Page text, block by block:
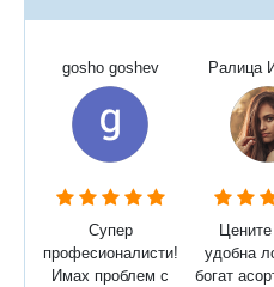
gosho goshev
Супер
професионалисти!
Имах проблем с
Ралица
удобна
богат